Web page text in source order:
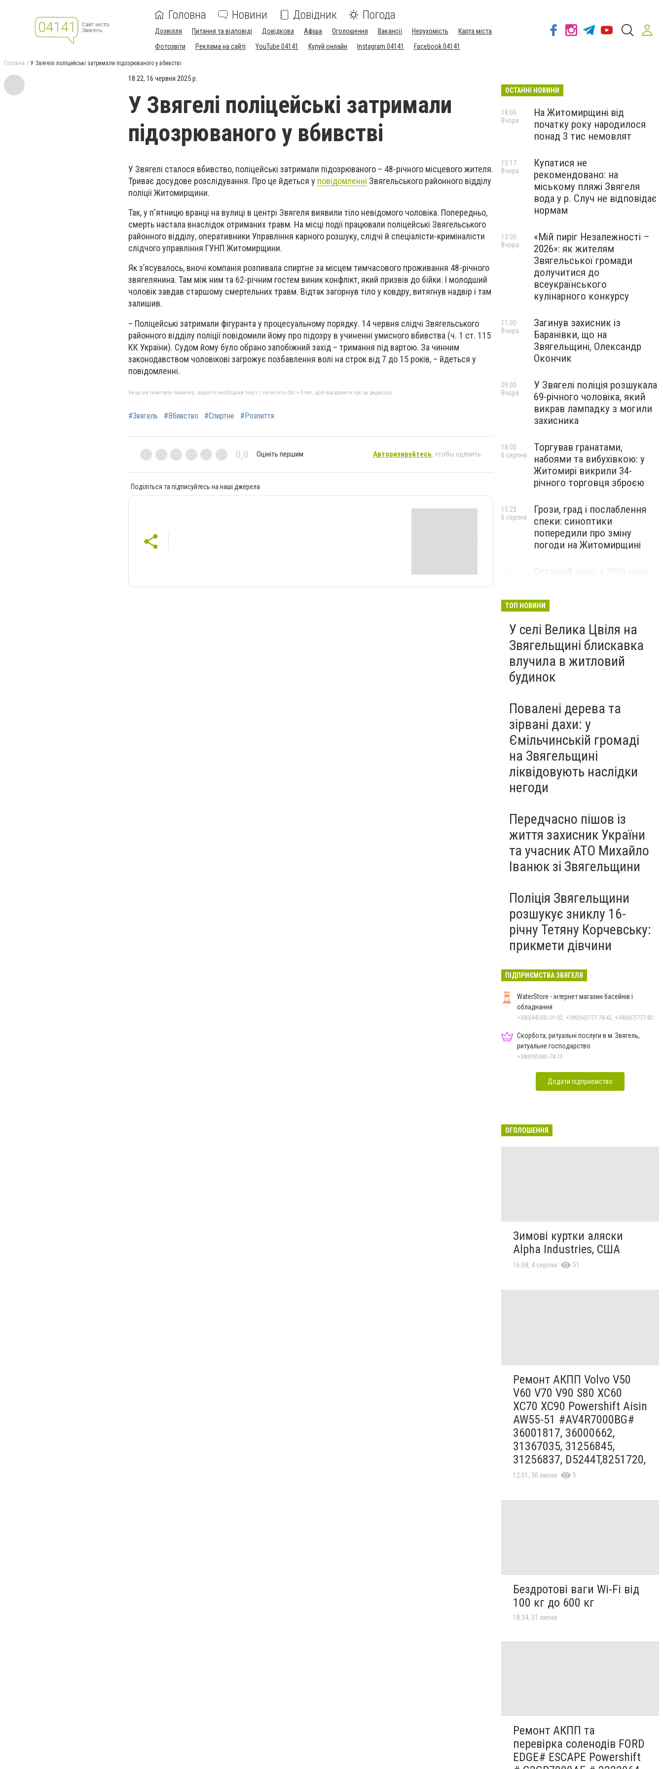
Головна Новини Довідник Погода
Дозвілля Питання та відповіді Довідкова Афіша Оголошення Вакансії Нерухомість
Карта міста
Фотозвіти
Реклама на сайті YouTube 04141 Купуй онлайн Instagram 04141 Facebook 04141
Головна У Звягелі поліцейські затримали підозрюваного у вбивстві
18:22, 16 червня 2025 р.
У Звягелі поліцейські затримали
підозрюваного у вбивстві
У Звягелі сталося вбивство, поліцейські затримали підозрюваного – 48-річного місцевого жителя.
Триває досудове розслідування. Про це йдеться у повідомленні Звягельського районного відділу
поліції Житомирщини.
Так, у п'ятницю вранці на вулиці в центрі Звягеля виявили тіло невідомого чоловіка. Попередньо,
смерть настала внаслідок отриманих травм. На місці події працювали поліцейські Звягельського
районного відділу, оперативники Управління карного розшуку, слідчі й спеціалісти-криміналісти
слідчого управління ГУНП Житомирщини.
Як з’ясувалось, вночі компанія розпивала спиртне за місцем тимчасового проживання 48-річного
звягелянина. Там між ним та 62-річним гостем виник конфлікт, який призвів до бійки. І молодший
чоловік завдав старшому смертельних травм. Відтак загорнув тіло у ковдру, витягнув надвір і там
залишив.
– Поліцейські затримали фігуранта у процесуальному порядку. 14 червня слідчі Звягельського
районного відділу поліції повідомили йому про підозру в учиненні умисного вбивства (ч. 1 ст. 115
КК України). Судом йому було обрано запобіжний захід – тримання під вартою. За чинним
законодавством чоловікові загрожує позбавлення волі на строк від 7 до 15 років, – йдеться у
повідомленні.
Якщо ви помітили помилку, виділіть необхідний текст і натисніть Ctrl + Enter, щоб повідомити про це редакцію
#Звягель #Вбивство #Спиртне #Розпиття
0,0 Оцініть першим Авторизируйтесь, чтобы оценить
Поділіться та підписуйтесь на наші джерела
ОСТАННІ НОВИНИ
На Житомирщині від
початку року народилося
понад 3 тис немовлят
18:06
Вчора
Купатися не
рекомендовано: на
міському пляжі Звягеля
вода у р. Случ не відповідає
нормам
15:17
Вчора
«Мій пиріг Незалежності –
2026»: як жителям
Звягельської громади
долучитися до
всеукраїнського
кулінарного конкурсу
13:00
Вчора
Загинув захисник із
Баранівки, що на
Звягельщині, Олександр
Окончик
11:00
Вчора
У Звягелі поліція розшукала
69-річного чоловіка, який
викрав лампадку з могили
захисника
09:00
Вчора
Торгував гранатами,
набоями та вибухівкою: у
Житомирі викрили 34-
річного торговця зброєю
18:00
6 серпня
Грози, град і послаблення
спеки: синоптики
попередили про зміну
погоди на Житомирщині
15:23
6 серпня
Останній шанс у 2026 році:
майбутніх водійок автобусів
ТОП НОВИНИ
У селі Велика Цвіля на
Звягельщині блискавка
влучила в житловий
будинок
Повалені дерева та
зірвані дахи: у
Ємільчинській громаді
на Звягельщині
ліквідовують наслідки
негоди
Передчасно пішов із
життя захисник України
та учасник АТО Михайло
Іванюк зі Звягельщини
Поліція Звягельщини
розшукує зниклу 16-
річну Тетяну Корчевську:
прикмети дівчини
ПІДПРИЄМСТВА ЗВЯГЕЛЯ
WaterStore - інтернет магазин басейнів і
обладнання
+380(44)502-01-02, +380(66)777-78-42, +380(67)777-82-19, +380(67)890-80-80, +380(73)890-80-80, +380(44)502-01-03
Скорбота, ритуальні послуги в м. Звягель,
ритуальне господарство
+380(93)681-74-13
Додати підприємство
ОГОЛОШЕННЯ
Зимові куртки аляски
Alpha Industries, США
16:08, 4 серпня 51
Ремонт АКПП Volvo V50
V60 V70 V90 S80 XC60
XC70 XC90 Powershift Aisin
AW55-51 #AV4R7000BG#
36001817, 36000662,
31367035, 31256845,
31256837, D5244T,8251720,
12:01, 30 липня 5
Бездротові ваги Wi-Fi від
100 кг до 600 кг
18:34, 31 липня
Ремонт АКПП та
перевірка соленодів FORD
EDGE# ESCAPE Powershift